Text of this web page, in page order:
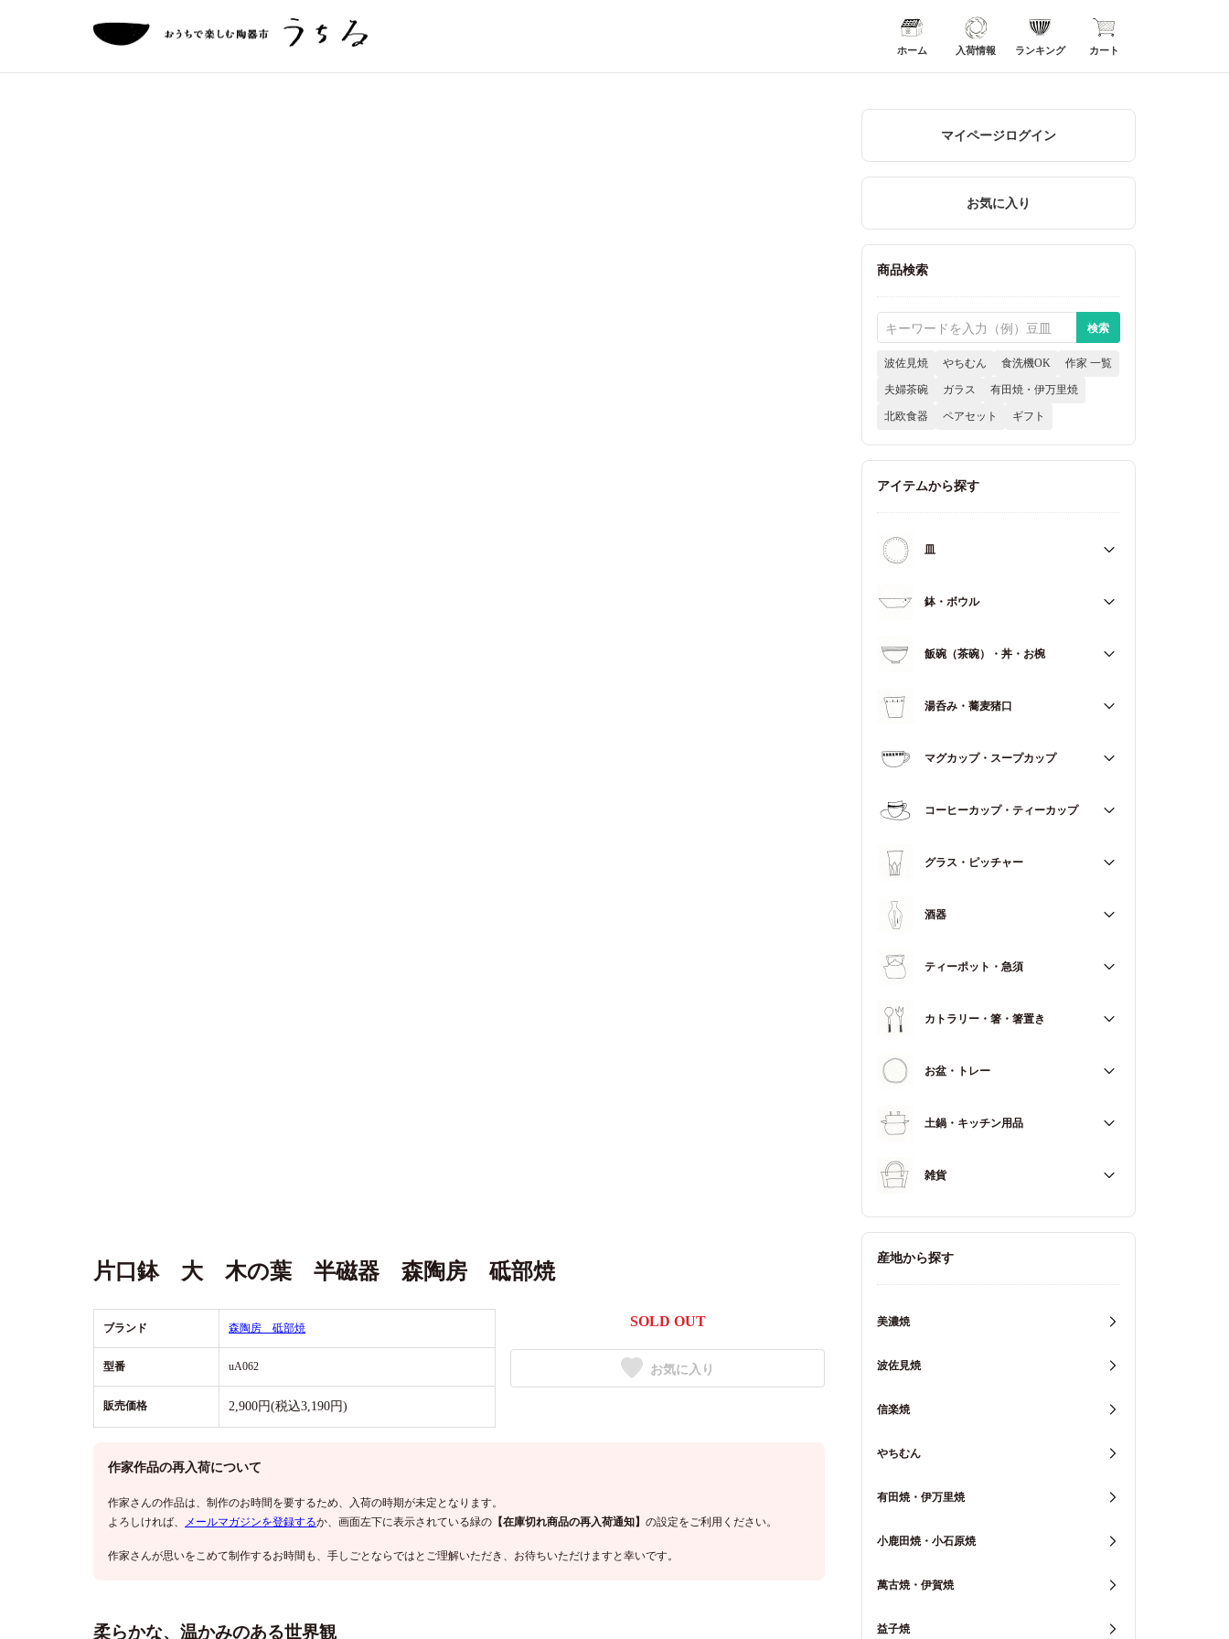
ホーム 入荷情報 ランキング カート
片口鉢 大 木の葉 半磁器 森陶房 砥部焼
ブランド 森陶房 砥部焼
型番 uA062
販売価格 2,900円(税込3,190円)
SOLD OUT
お気に入り
作家作品の再入荷について
作家さんの作品は、制作のお時間を要するため、入荷の時期が未定となります。
よろしければ、
メールマガジンを登録するか、画面左下に表示されている緑の 【在庫切れ商品の再入荷通知】 の設定をご利用ください。
作家さんが思いをこめて制作するお時間も、手しごとならではとご理解いただき、お待ちいただけますと幸いです。
柔らかな、温かみのある世界観
マイページログイン
お気に入り
商品検索
波佐見焼 やちむん 食洗機OK 作家 一覧
夫婦茶碗 ガラス 有田焼・伊万里焼
北欧食器 ペアセット ギフト
アイテムから探す
皿
すべて
取皿・中皿（15～20cm）
鉢・ボウル
すべて
中鉢（13～17cm）
飯碗（茶碗）・丼・お椀
すべて
丼（どんぶり）
湯呑み・蕎麦猪口
蕎麦猪口（そばちょこ）
マグカップ・スープカップ
スープカップ
コーヒーカップ・ティーカップ
グラス・ピッチャー
すべて
酒器
お猪口（おちょこ）
ティーポット・急須
カトラリー・箸・箸置き
すべて
箸
お盆・トレー
すべて
土鍋・キッチン用品
すべて
キッチン用品
重箱・弁当箱
雑貨
すべて
産地から探す
美濃焼
波佐見焼
信楽焼
やちむん
有田焼・伊万里焼
小鹿田焼・小石原焼
萬古焼・伊賀焼
益子焼